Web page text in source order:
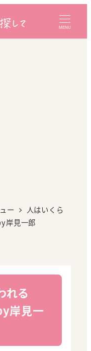
MENU
ー
人はいくら
岸見一郎
れる
岸見一